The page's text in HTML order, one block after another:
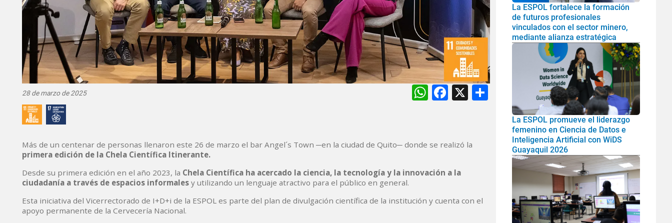
28 de marzo de 2025 WhatsApp
Facebook
X
Más de un centenar de personas llenaron este 26 de marzo el bar Angel´s Town ─en la ciudad de Quito─ donde se realizó la
primera edición de la Chela Científica Itinerante.
Desde su primera edición en el año 2023, la Chela Científica ha acercado la ciencia, la tecnología y la innovación a la
ciudadanía a través de espacios informales y utilizando un lenguaje atractivo para el público en general.
Esta iniciativa del Vicerrectorado de I+D+i de la ESPOL es parte del plan de divulgación científica de la institución y cuenta con el
apoyo permanente de la Cervecería Nacional.
La ESPOL fortalece la formación
de futuros profesionales
vinculados con el sector minero,
mediante alianza estratégica
La ESPOL promueve el liderazgo
femenino en Ciencia de Datos e
Inteligencia Artificial con WiDS
Guayaquil 2026